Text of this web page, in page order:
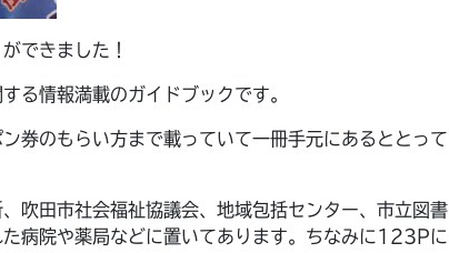
できました！
る情報満載のガイドブックです。
券のもらい方まで載っていて一冊手元にあるととって
吹田市社会福祉協議会、地域包括センター、市立図書
病院や薬局などに置いてあります。ちなみに123Pに